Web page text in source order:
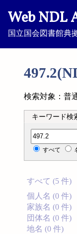
Web NDL
国立国会図書館典
検索対象：普
キーワード検
分類記号検索
すべて
すべて (5 件)
個人名 (0 件)
家族名 (0 件)
団体名 (0 件)
地名 (0 件)